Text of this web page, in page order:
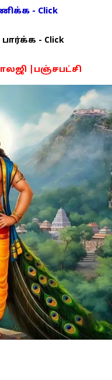
- Click
- Click
|பஞ்சபட்சி